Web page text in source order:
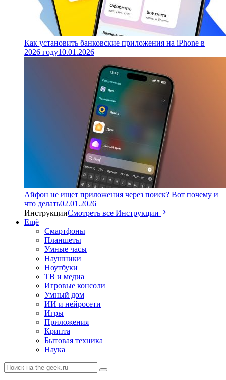
Как установить банковские приложения на iPhone в
2026 году10.01.2026
Айфон не ищет приложения через поиск? Вот почему и
что делать02.01.2026
ИнструкцииСмотреть все Инструкции
Ещё
Смартфоны
Планшеты
Умные часы
Наушники
Ноутбуки
ТВ и медиа
Игровые консоли
Умный дом
ИИ и нейросети
Игры
Приложения
Крипта
Бытовая техника
Наука